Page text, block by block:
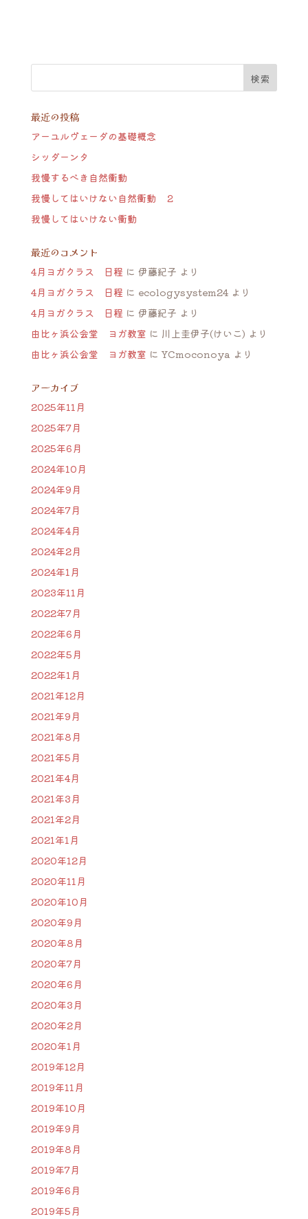
最近の投稿
アーユルヴェーダの基礎概念
シッダーンタ
我慢するべき自然衝動
我慢してはいけない自然衝動 ２
我慢してはいけない衝動
最近のコメント
4月ヨガクラス 日程 に 伊藤紀子 より
4月ヨガクラス 日程 に ecologysystem24より
4月ヨガクラス 日程 に 伊藤紀子 より
由比ヶ浜公会堂 ヨガ教室 に 川上圭伊子(けいこ) より
由比ヶ浜公会堂 ヨガ教室 に YCmoconoya より
アーカイブ
2025年11月
2025年7月
2025年6月
2024年10月
2024年9月
2024年7月
2024年4月
2024年2月
2024年1月
2023年11月
2022年7月
2022年6月
2022年5月
2022年1月
2021年12月
2021年9月
2021年8月
2021年5月
2021年4月
2021年3月
2021年2月
2021年1月
2020年12月
2020年11月
2020年10月
2020年9月
2020年8月
2020年7月
2020年6月
2020年3月
2020年2月
2020年1月
2019年12月
2019年11月
2019年10月
2019年9月
2019年8月
2019年7月
2019年6月
2019年5月